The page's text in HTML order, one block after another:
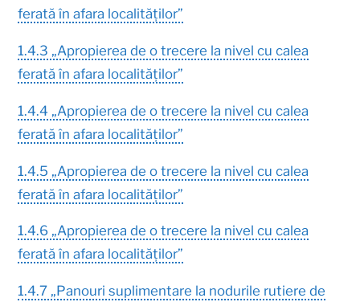
ferată în afara localităților”
1.4.3 „Apropierea de o trecere la nivel cu calea
ferată în afara localităților”
1.4.4 „Apropierea de o trecere la nivel cu calea
ferată în afara localităților”
1.4.5 „Apropierea de o trecere la nivel cu calea
ferată în afara localităților”
1.4.6 „Apropierea de o trecere la nivel cu calea
ferată în afara localităților”
1.4.7 „Panouri suplimentare la nodurile rutiere de